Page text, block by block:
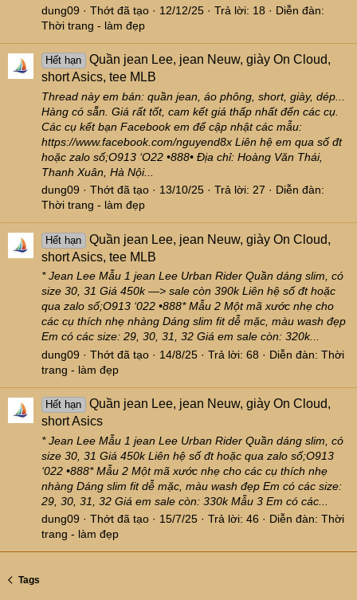
dung09
Thớt đã tạo 12/12/25 Trả lời: 18
Diễn đàn:
Thời trang - làm đẹp
Hết hạn
Quần jean Lee, jean Neuw, giày On Cloud,
short Asics, tee MLB
Thread này em bán: quần jean, áo phông, short, giày, dép...
Hàng có sẵn. Giá rất tốt, cam kết giá thấp nhất đến các cụ.
Các cụ kết bạn Facebook em để cập nhật các mẫu:
https://www.facebook.com/nguyend8x Liên hệ em qua số đt
hoặc zalo số;O913 ‘O22 •888• Địa chỉ: Hoàng Văn Thái,
Thanh Xuân, Hà Nội...
dung09
Thớt đã tạo 13/10/25 Trả lời: 27
Diễn đàn:
Thời trang - làm đẹp
Hết hạn
Quần jean Lee, jean Neuw, giày On Cloud,
short Asics, tee MLB
* Jean Lee Mẫu 1 jean Lee Urban Rider Quần dáng slim, có
size 30, 31 Giá 450k —> sale còn 390k Liên hệ số đt hoặc
qua zalo số;O913 ‘022 •888* Mẫu 2 Một mã xước nhẹ cho
các cụ thích nhẹ nhàng Dáng slim fit dễ mặc, màu wash đẹp
Em có các size: 29, 30, 31, 32 Giá em sale còn: 320k...
dung09
Thớt đã tạo 14/8/25 Trả lời: 68 Diễn đàn: Thời
trang - làm đẹp
Hết hạn
Quần jean Lee, jean Neuw, giày On Cloud,
short Asics
* Jean Lee Mẫu 1 jean Lee Urban Rider Quần dáng slim, có
size 30, 31 Giá 450k Liên hệ số đt hoặc qua zalo số;O913
‘022 •888* Mẫu 2 Một mã xước nhẹ cho các cụ thích nhẹ
nhàng Dáng slim fit dễ mặc, màu wash đẹp Em có các size:
29, 30, 31, 32 Giá em sale còn: 330k Mẫu 3 Em có các...
dung09
Thớt đã tạo 15/7/25 Trả lời: 46 Diễn đàn: Thời
trang - làm đẹp
Tags